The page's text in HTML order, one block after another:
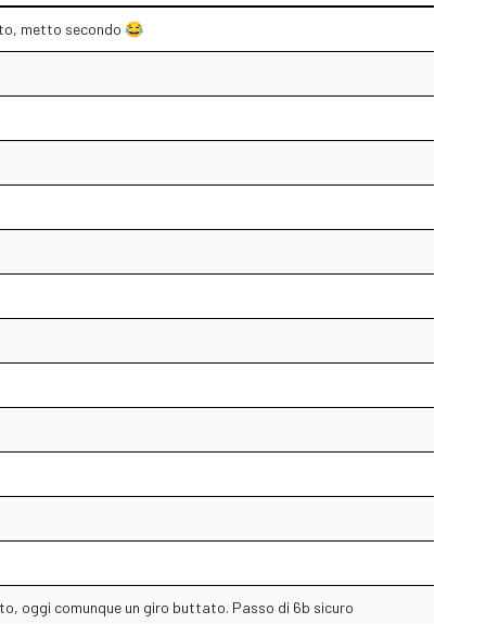
metto secondo 😂
oggi comunque un giro buttato. Passo di 6b sicuro